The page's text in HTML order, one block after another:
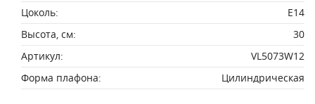
Цоколь:
E14
Высота, см:
30
Артикул:
VL5073W12
Форма плафона:
Цилиндрическая